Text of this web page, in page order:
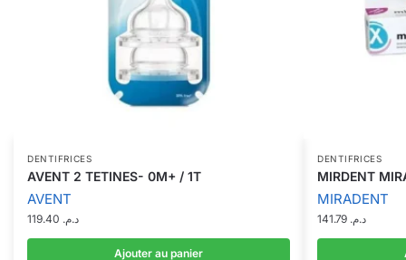
DENTIFRICES
AVENT 2 TETINES- 0M+ / 1T
AVENT
د.م.
Ajouter au panier
DENTIFRICES
MIRDENT
MIRADENT
د.م.